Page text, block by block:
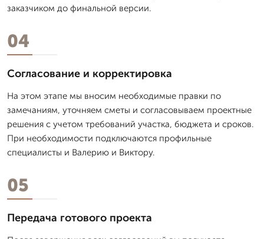
заказчиком до финальной версии.
04
Согласование и корректировка
На этом этапе мы вносим необходимые правки по
замечаниям, уточняем сметы и согласовываем проектные
решения с учетом требований участка, бюджета и сроков.
При необходимости подключаются профильные
специалисты и Валерию и Виктору.
05
Передача готового проекта